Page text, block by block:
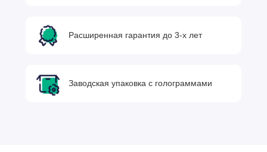
Расширенная гарантия до 3-х лет
Заводская упаковка с голограммами